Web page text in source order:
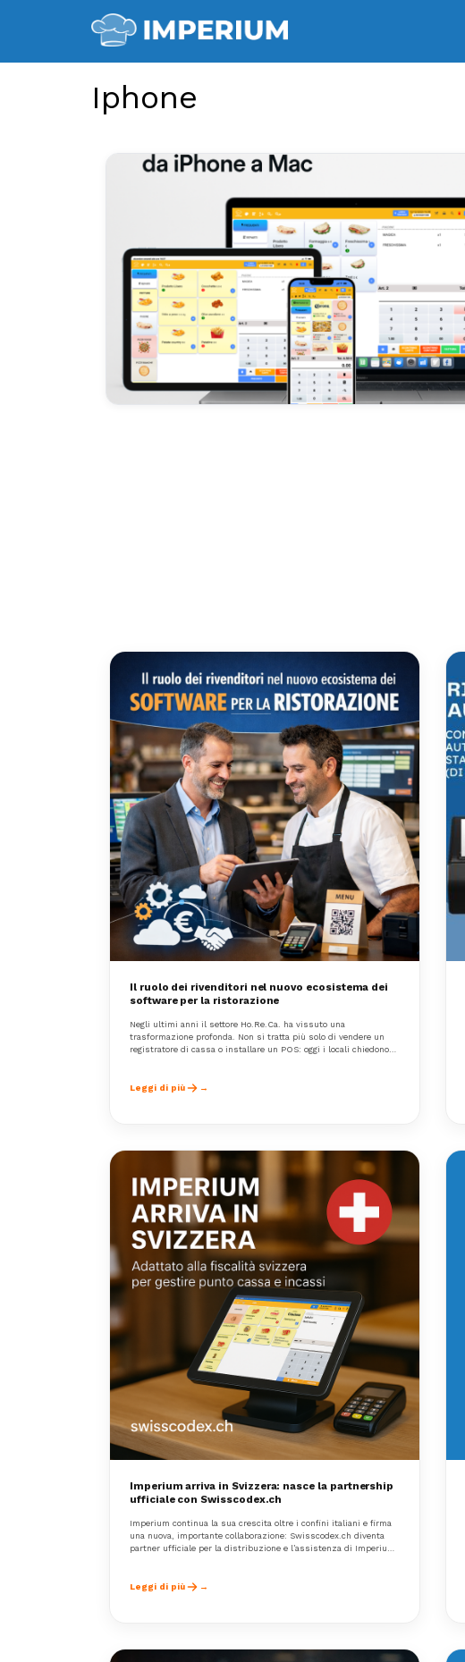
Iphone
Il ruolo dei rivenditori nel nuovo ecosistema dei
software per la ristorazione
Negli ultimi anni il settore Ho.Re.Ca. ha vissuto una
trasformazione profonda. Non si tratta più solo di vendere un
registratore di cassa o installare un POS: oggi i locali chiedono
Leggi di più
Imperium arriva in Svizzera: nasce la partnership
ufficiale con Swisscodex.ch
Imperium continua la sua crescita oltre i confini italiani e firma
una nuova, importante collaborazione: Swisscodex.ch diventa
partner ufficiale per la distribuzione e l’assistenza di Imperium
Leggi di più